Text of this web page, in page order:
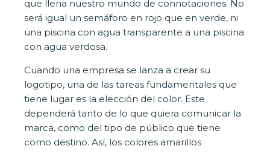
que llena nuestro mundo de connotaciones. No
será igual un semáforo en rojo que en verde, ni
una piscina con agua transparente a una piscina
con agua verdosa.
Cuando una empresa se lanza a crear su
logotipo, una de las tareas fundamentales que
tiene lugar es la elección del color. Este
dependerá tanto de lo que quiera comunicar la
marca, como del tipo de público que tiene
como destino. Así, los colores amarillos